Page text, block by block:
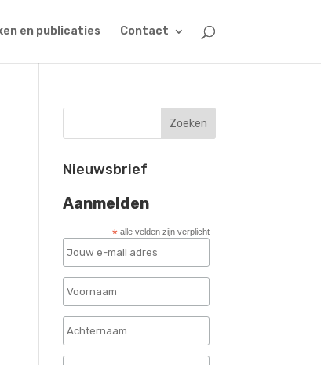
en publicaties Contact
Nieuwsbrief
Aanmelden
*alle velden zijn verplicht